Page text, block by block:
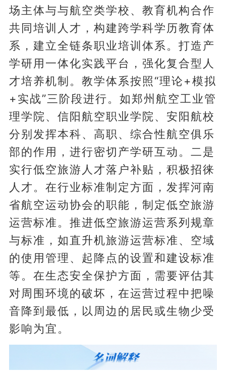
场主体与与航空类学校、教育机构合作
共同培训人才，构建跨学科学历教育体
系，建立全链条职业培训体系。打造产
学研用一体化实践平台，强化复合型人
才培养机制。教学体系按照“理论+模拟
+实战”三阶段进行。如郑州航空工业管
理学院、信阳航空职业学院、安阳航校
分别发挥本科、高职、综合性航空俱乐
部的作用，进行密切产学研互动。二是
实行低空旅游人才落户补贴，积极招徕
人才。在行业标准制定方面，发挥河南
省航空运动协会的职能，制定低空旅游
运营标准。推进低空旅游运营系列规章
与标准，如直升机旅游运营标准、空域
的使用管理、起降点的设置和建设标准
等。在生态安全保护方面，需要评估其
对周围环境的破坏，在运营过程中把噪
音降到最低，以周边的居民或生物少受
影响为宜。